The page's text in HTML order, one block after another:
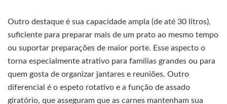
Outro destaque é sua capacidade ampla (de até 30 litros),
suficiente para preparar mais de um prato ao mesmo tempo
ou suportar preparações de maior porte. Esse aspecto o
torna especialmente atrativo para famílias grandes ou para
quem gosta de organizar jantares e reuniões. Outro
diferencial é o espeto rotativo e a função de assado
giratório, que asseguram que as carnes mantenham sua